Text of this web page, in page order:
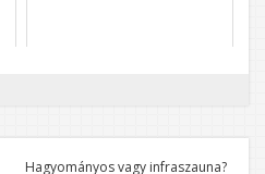
Hagyományos vagy infraszauna?